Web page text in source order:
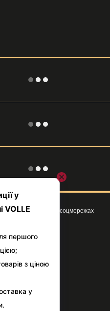
Ми в соцмережах